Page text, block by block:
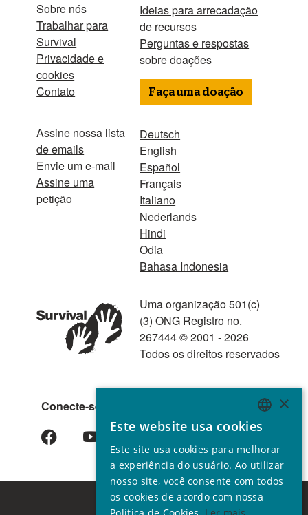
Sobre nós
Trabalhar para
Survival
Privacidade e
cookies
Contato
Assine nossa lista
de emails
Envie um e-mail
Assine uma
petição
Ideias para arrecadação
de recursos
Perguntas e respostas
sobre doações
Faça uma doação
Deutsch
English
Español
Français
Italiano
Nederlands
Hindi
Odia
Bahasa Indonesia
Conecte-se conosco
Uma organização 501(c)
(3) ONG Registro no.
267444 © 2001 - 2026
Todos os direitos reservados
ENGLISH
GERMAN
SPANISH
FRENCH
×
Este website usa cookies
Este site usa cookies para melhorar
a experiência do usuário. Ao utilizar
nosso site, você consente com todos
os cookies de acordo com nossa